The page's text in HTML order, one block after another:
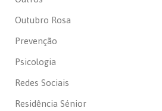
Outubro Rosa
Prevenção
Psicologia
Redes Sociais
Residência Sénior